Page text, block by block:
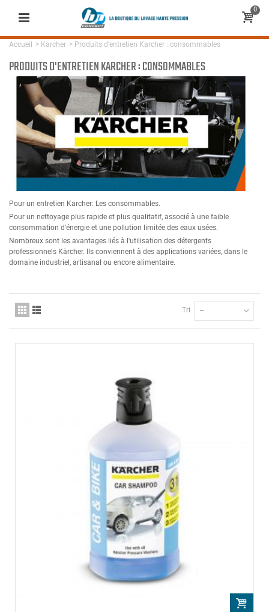
0
Accueil > Karcher > Produits d'entretien Karcher : consommables
PRODUITS D'ENTRETIEN KARCHER : CONSOMMABLES
Pour un entretien Karcher: Les consommables.
Pour un nettoyage plus rapide et plus qualitatif, associé à une faible
consommation d'énergie et une pollution limitée des eaux usées.
Nombreux sont les avantages liés à l'utilisation des détergents
professionnels Kärcher. Ils conviennent à des applications variées, dans le
domaine industriel, artisanal ou encore alimentaire.
Tri --